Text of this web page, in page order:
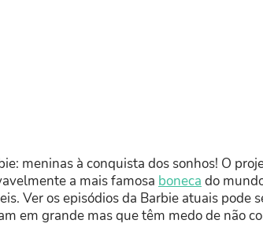
meninas à conquista dos sonhos! O
a mais famosa boneca do
Ver os episódios da Barbie atuais pode
em grande mas que têm medo de não